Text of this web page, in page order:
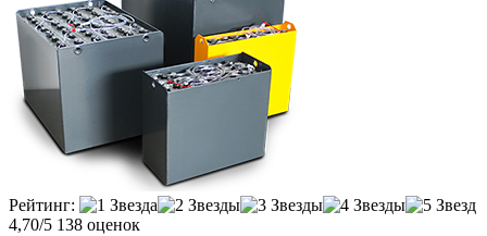
Рейтинг:
4,70/5 138 оценок